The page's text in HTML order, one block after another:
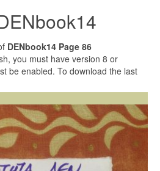
DENbook14 Page 86
you must have version 8 or
be enabled. To download the last